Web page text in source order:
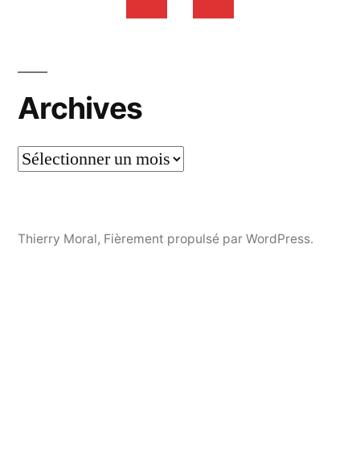
Archives
Thierry Moral, Fièrement propulsé par WordPress.